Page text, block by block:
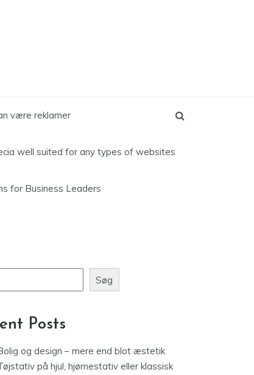
være reklamer
well suited for any types of websites
for Business Leaders
Søg
Posts
og design – mere end blot æstetik
på hjul, hjørnestativ eller klassisk